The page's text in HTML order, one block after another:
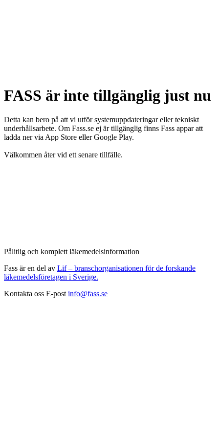
FASS är inte tillgänglig just nu
Detta kan bero på att vi utför systemuppdateringar eller tekniskt
underhållsarbete. Om Fass.se ej är tillgänglig finns Fass appar att
ladda ner via App Store eller Google Play.
Välkommen åter vid ett senare tillfälle.
Pålitlig och komplett läkemedelsinformation
Fass är en del av Lif – branschorganisationen för de forskande
läkemedelsföretagen i Sverige.
Kontakta oss E-post info@fass.se